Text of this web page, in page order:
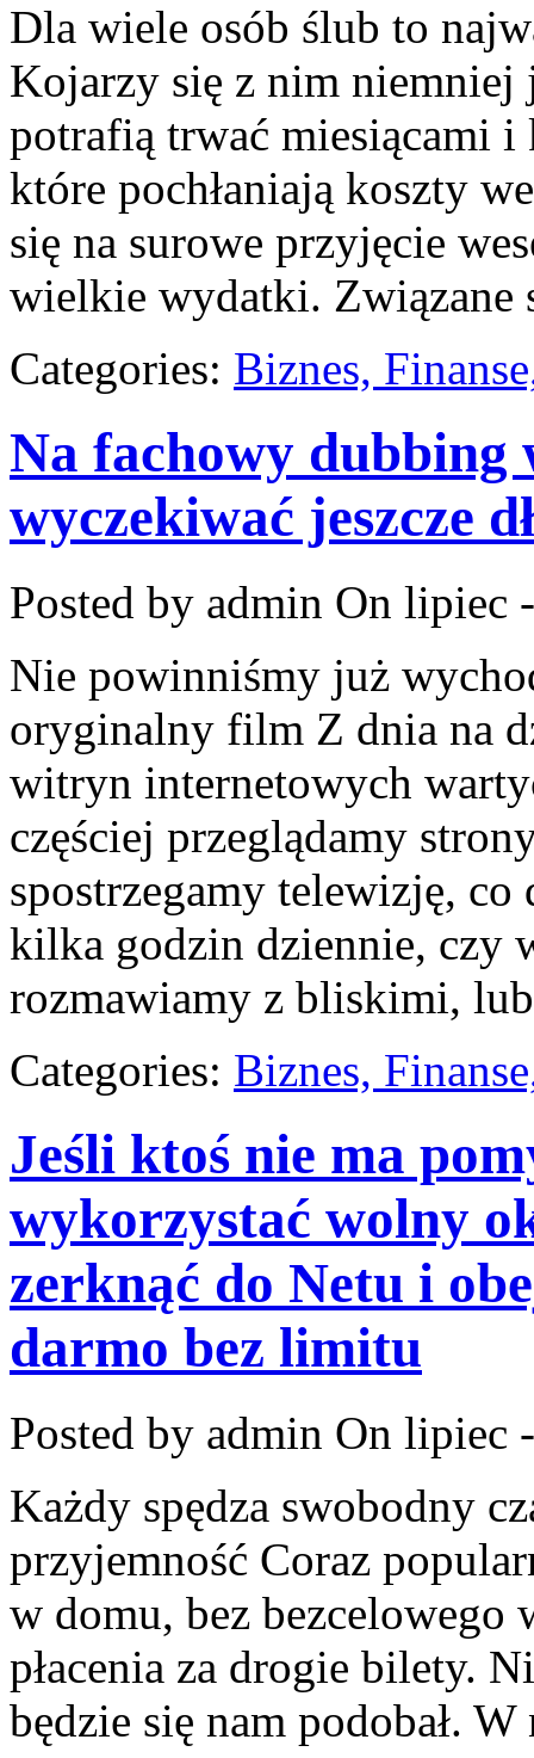
Dla wiele osób ślub to
Kojarzy się z nim niemniej
potrafią trwać miesiącami i
które pochłaniają koszty
się na surowe przyjęcie
wielkie wydatki. Związane
Categories: Biznes,
Na fachowy dubbing
wyczekiwać jeszcze
Posted by admin On lipiec
Nie powinniśmy już
oryginalny film Z dnia na
witryn internetowych
częściej przeglądamy
spostrzegamy telewizję, co
kilka godzin dziennie, czy
rozmawiamy z bliskimi, lub
Categories: Biznes,
Jeśli ktoś nie ma
wykorzystać wolny
zerknąć do Netu i
darmo bez limitu
Posted by admin On lipiec
Każdy spędza swobodny
przyjemność Coraz
w domu, bez bezcelowego
płacenia za drogie bilety.
będzie się nam podobał.